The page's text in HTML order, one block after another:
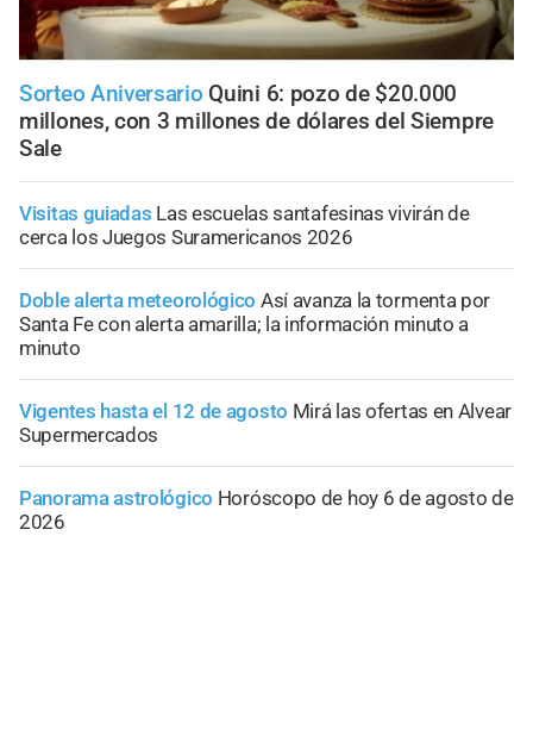
Sorteo Aniversario Quini 6: pozo de $20.000
millones, con 3 millones de dólares del Siempre
Sale
Visitas guiadas Las escuelas santafesinas vivirán de
cerca los Juegos Suramericanos 2026
Doble alerta meteorológico Así avanza la tormenta por
Santa Fe con alerta amarilla; la información minuto a
minuto
Vigentes hasta el 12 de agosto Mirá las ofertas en Alvear
Supermercados
Panorama astrológico Horóscopo de hoy 6 de agosto de
2026